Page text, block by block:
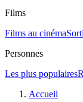
Films
Films au cinéma
Personnes
Les plus populaires
Accueil